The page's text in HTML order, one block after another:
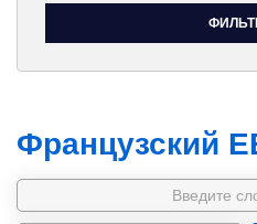
Французский